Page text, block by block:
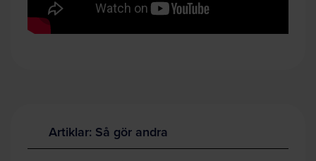
Artiklar: Så gör andra